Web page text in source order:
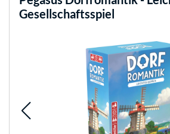
Gesellschaftsspiel